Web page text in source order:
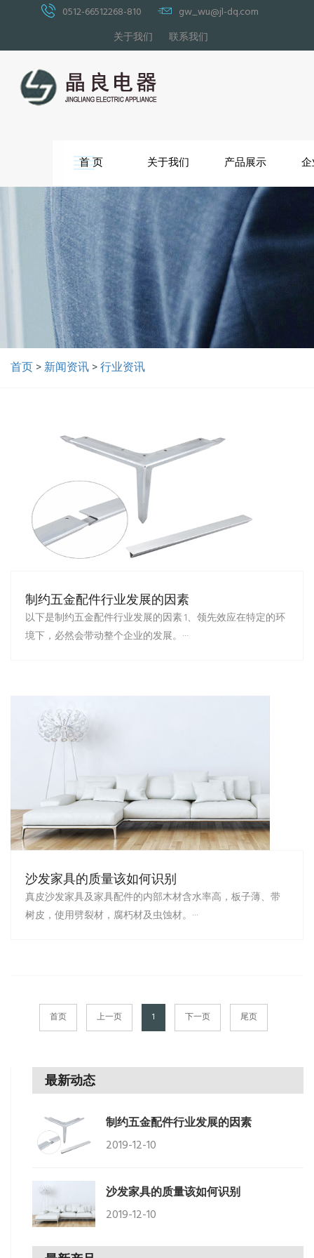
0512-66512268-810
gw_wu@jl-dq.com
关于我们
联系我们
首 页 关于我们 产品展示
沙发脚
沙发功能架
沙发连接件
沙发底座类
其他
首页>新闻资讯>行业资讯
制约五金配件行业发展的因素
以下是制约五金配件行业发展的因素 1、领先效应在特定的环
境下，必然会带动整个企业的发展。···
沙发家具的质量该如何识别
真皮沙发家具及家具配件的内部木材含水率高，板子薄、带
树皮，使用劈裂材，腐朽材及虫蚀材。···
首页 上一页 1 下一页 尾页
最新动态
制约五金配件行业发展的因素
2019-12-10
沙发家具的质量该如何识别
2019-12-10